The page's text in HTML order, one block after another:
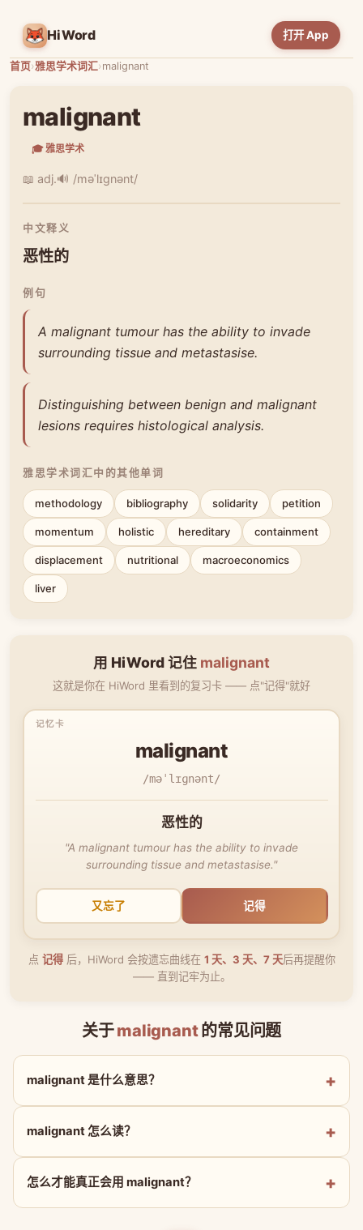
HiWord 打开 App
首页›雅思学术词汇›malignant
malignant
🎓 雅思学术
📖 adj.🔊 /məˈlɪɡnənt/
中文释义
恶性的
例句
A malignant tumour has the ability to invade
surrounding tissue and metastasise.
Distinguishing between benign and malignant
lesions requires histological analysis.
雅思学术词汇中的其他单词
methodology bibliography solidarity petition
momentum holistic hereditary containment
displacement nutritional macroeconomics
liver
用 HiWord 记住 malignant
这就是你在 HiWord 里看到的复习卡 —— 点"记得"就好
malignant
/məˈlɪɡnənt/
恶性的
"A malignant tumour has the ability to invade
surrounding tissue and metastasise."
又忘了 记得
点 记得后，HiWord 会按遗忘曲线在 1 天、3 天、7 天后再提醒你
—— 直到记牢为止。
关于malignant的常见问题
malignant 是什么意思？
malignant 怎么读？
怎么才能真正会用 malignant？